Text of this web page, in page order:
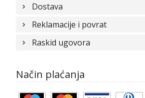
Dostava
Reklamacije i povrat
Raskid ugovora
Način plaćanja